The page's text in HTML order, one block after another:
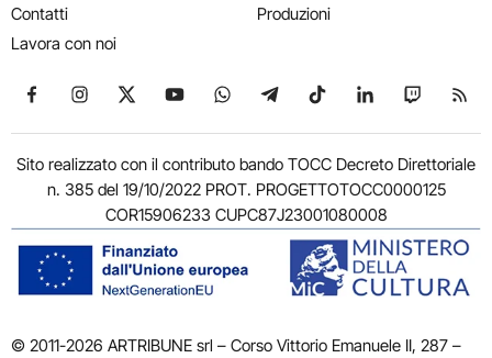
Contatti
Lavora con noi
Produzioni
Seguici su Facebook
Seguici su Instagram
Seguici su X
Seguici su YouTube
Seguici su WhatsApp
Seguici su Telegram
Seguici su TikTok
Seguici su
Seguici
Sito realizzato con il contributo bando TOCC Decreto Direttoriale
n. 385 del 19/10/2022 PROT. PROGETTOTOCC0000125
COR15906233 CUPC87J23001080008
© 2011-2026 ARTRIBUNE srl – Corso Vittorio Emanuele II, 287 –